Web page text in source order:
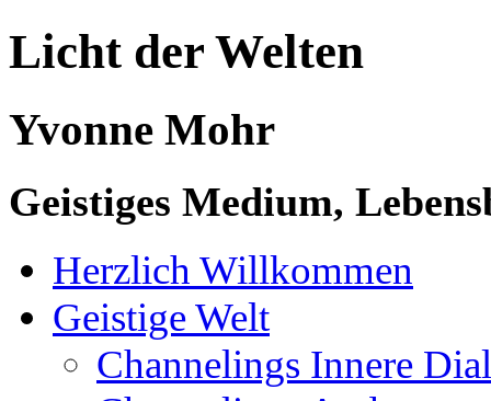
Licht der Welten
Yvonne Mohr
Geistiges Medium,
Herzlich Willkommen
Geistige Welt
Channelings Innere